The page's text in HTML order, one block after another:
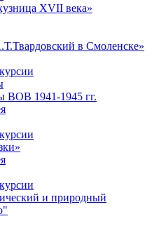
XVII века»
в Смоленске»
ВОВ 1941-1945 гг.
и природный